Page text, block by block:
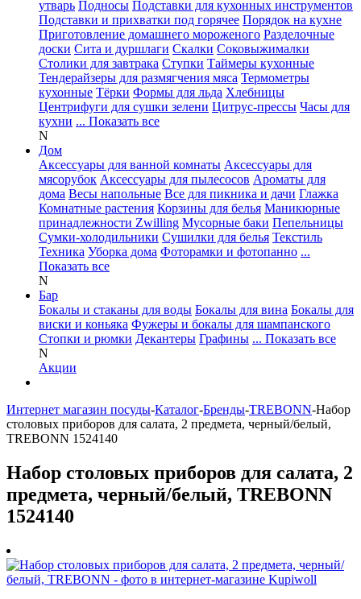
утварь Подносы Подставки для кухонных инструментов
Подставки и прихватки под горячее Порядок на кухне
Приготовление домашнего мороженого Разделочные
доски Сита и дуршлаги Скалки Соковыжималки
Столики для завтрака Ступки Таймеры кухонные
Тендерайзеры для размягчения мяса Термометры
кухонные Тёрки Формы для льда Хлебницы
Центрифуги для сушки зелени Цитрус-прессы Часы для
кухни ... Показать все
N
Дом
Аксессуары для ванной комнаты Аксессуары для
мясорубок Аксессуары для пылесосов Ароматы для
дома Весы напольные Все для пикника и дачи Глажка
Комнатные растения Корзины для белья Маникюрные
принадлежности Zwilling Мусорные баки Пепельницы
Сумки-холодильники Сушилки для белья Текстиль
Техника Уборка дома Фоторамки и фотопанно ...
Показать все
N
Бар
Бокалы и стаканы для воды Бокалы для вина Бокалы для
виски и коньяка Фужеры и бокалы для шампанского
Стопки и рюмки Декантеры Графины ... Показать все
N
Акции
Интернет магазин посуды-Каталог-Бренды-TREBONN-Набор
столовых приборов для салата, 2 предмета, черный/белый,
TREBONN 1524140
Набор столовых приборов для салата, 2
предмета, черный/белый, TREBONN
1524140